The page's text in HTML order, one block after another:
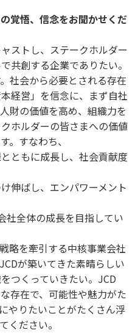
覚悟、信念をお聞かせくだ
ストし、ステークホルダー
共創する企業でありたい。
社会から必要とされる存在
経営」を信念に、まず自社
財の価値を高め、組織力を
ホルダーの皆さまへの価値
。すなわち、
ともに成長し、社会貢献度
伸ばし、エンパワーメント
社全体の成長を目指してい
略を牽引する中核事業会社
が築いてきた素晴らしい
つくっていきたい。JCD
存在で、可能性や魅力がた
やりたいことがたくさん浮
ください。